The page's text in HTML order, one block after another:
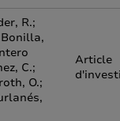
R.;
C.;
O.;
Article